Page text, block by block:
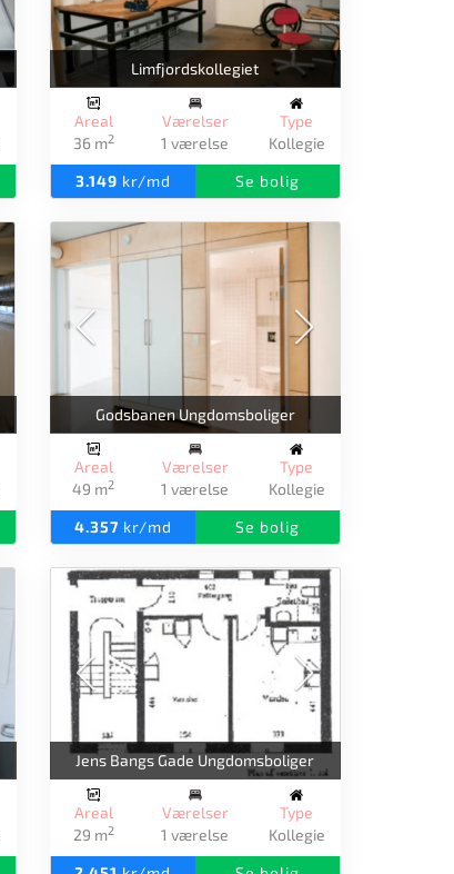
Limfjordskollegiet
Areal
36 m2
Værelser
1 værelse
Type
Kollegie
3.149 kr/md Se bolig
Godsbanen Ungdomsboliger
Areal
49 m2
Værelser
1 værelse
Type
Kollegie
4.357 kr/md Se bolig
Jens Bangs Gade Ungdomsboliger
Areal
29 m2
Værelser
1 værelse
Type
Kollegie